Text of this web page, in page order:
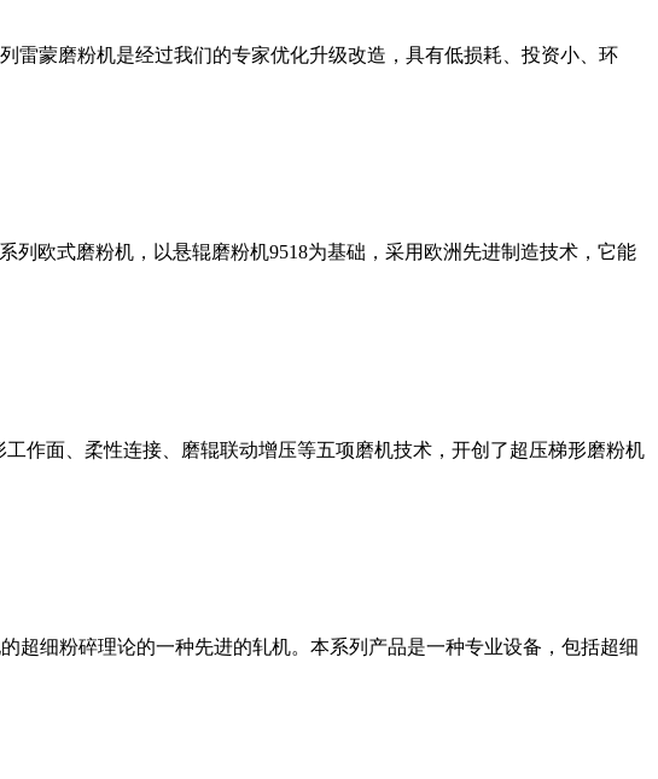
雷蒙磨粉机是经过我们的专家优化升级改造，具有低损耗、投资小、环
欧式磨粉机，以悬辊磨粉机9518为基础，采用欧洲先进制造技术，它能
作面、柔性连接、磨辊联动增压等五项磨机技术，开创了超压梯形磨粉机
超细粉碎理论的一种先进的轧机。本系列产品是一种专业设备，包括超细